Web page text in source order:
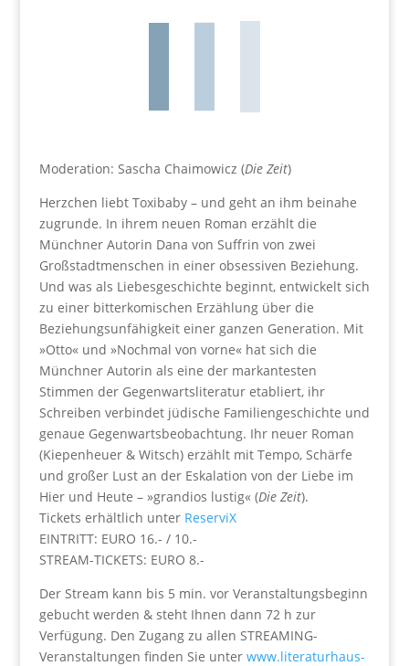
Moderation: Sascha Chaimowicz (Die Zeit)
Herzchen liebt Toxibaby – und geht an ihm beinahe
zugrunde. In ihrem neuen Roman erzählt die
Münchner Autorin Dana von Suffrin von zwei
Großstadtmenschen in einer obsessiven Beziehung.
Und was als Liebesgeschichte beginnt, entwickelt sich
zu einer bitterkomischen Erzählung über die
Beziehungsunfähigkeit einer ganzen Generation. Mit
»Otto« und »Nochmal von vorne« hat sich die
Münchner Autorin als eine der markantesten
Stimmen der Gegenwartsliteratur etabliert, ihr
Schreiben verbindet jüdische Familiengeschichte und
genaue Gegenwartsbeobachtung. Ihr neuer Roman
(Kiepenheuer & Witsch) erzählt mit Tempo, Schärfe
und großer Lust an der Eskalation von der Liebe im
Hier und Heute – »grandios lustig« (Die Zeit).
Tickets erhältlich unterReserviX
EINTRITT: EURO 16.- / 10.-
STREAM-TICKETS: EURO 8.-
Der Stream kann bis 5 min. vor Veranstaltungsbeginn
gebucht werden & steht Ihnen dann 72 h zur
Verfügung. Den Zugang zu allen STREAMING-
Veranstaltungen finden Sie unter www.literaturhaus-